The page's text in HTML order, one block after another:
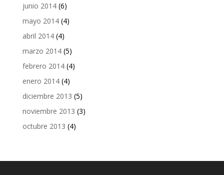
junio 2014(6)
mayo 2014(4)
abril 2014(4)
marzo 2014(5)
febrero 2014(4)
enero 2014(4)
diciembre 2013 (5)
noviembre 2013 (3)
octubre 2013 (4)